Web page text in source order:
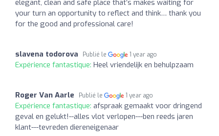
elegant, clean and safe place that’s makes waiting for
your turn an opportunity to reflect and think… thank you
for the good and professional care!
slavena todorova Publié le 1 year ago
Expérience fantastique: Heel vriendelijk en behulpzaam
Roger Van Aarle Publié le 1 year ago
Expérience fantastique: afspraak gemaakt voor dringend
geval en gelukt!--alles vlot verlopen---ben reeds jaren
klant---tevreden diereneigenaar